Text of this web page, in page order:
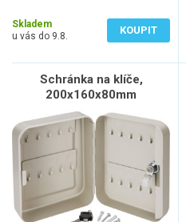
Skladem
u vás do 9.8.
KOUPIT
Schránka na klíče,
200x160x80mm